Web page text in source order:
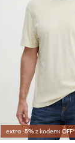
extra -5% z kodem: OFF*